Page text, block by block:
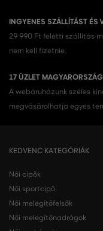
INGYENES SZÁLLÍTÁST ÉS
29 990 Ft feletti szállítás
nem kell fizetnie.
17 ÜZLET
A webáruházunk széles
megvásárolhatja egyes
KEDVENC KATEGÓRIÁK
Női cipők
Női sportcipő
Női melegítőfelsők
Női melegítőnadrágok